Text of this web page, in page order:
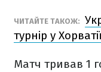
ЧИТАЙТЕ ТАКОЖ:
турнір у
Матч тривав 1